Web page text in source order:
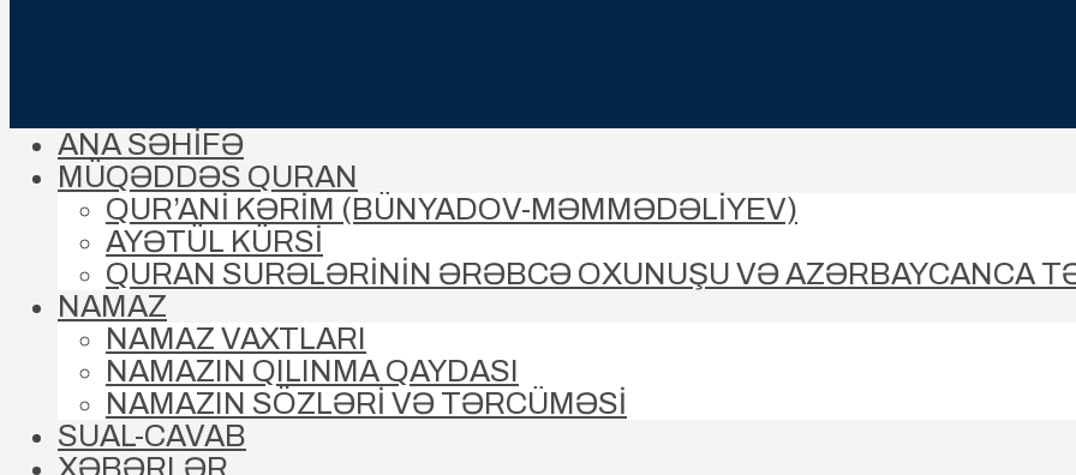
ANA SƏHİFƏ
MÜQƏDDƏS QURAN
QUR’ANİ KƏRİM (BÜNYADOV-MƏMMƏDƏLIYEV)
AYƏTÜL KÜRSİ
QURAN SURƏLƏRİNİN ƏRƏBCƏ OXUNUŞU VƏ AZƏRBAYCANCA
NAMAZ
NAMAZ VAXTLARI
NAMAZIN QILINMA QAYDASI
NAMAZIN SÖZLƏRİ VƏ TƏRCÜMƏSİ
SUAL-CAVAB
XƏBƏRLƏR